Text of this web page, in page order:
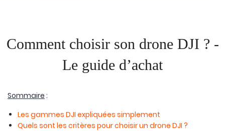
Comment choisir son drone DJI ? -
Le guide d’achat
Sommaire :
Les gammes DJI expliquées simplement
Quels sont les critères pour choisir un drone DJI ?